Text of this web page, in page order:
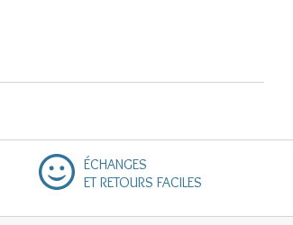
ÉCHANGES
ET RETOURS FACILES